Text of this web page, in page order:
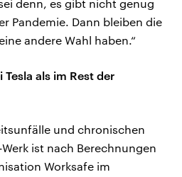
denn, es gibt nicht genug
Pandemie. Dann bleiben die
andere Wahl haben.“
als im Rest der
und chronischen
ist nach Berechnungen
Worksafe im